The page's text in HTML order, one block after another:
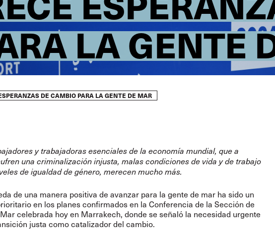
LA GENTE
DE CAMBIO PARA LA GENTE DE MAR
y trabajadoras esenciales de la economía mundial, que a
una criminalización injusta, malas condiciones de vida y de trabajo
de igualdad de género, merecen mucho más.
de una manera positiva de avanzar para la gente de mar ha sido un
en los planes confirmados en la Conferencia de la Sección de
celebrada hoy en Marrakech, donde se señaló la necesidad urgente
justa como catalizador del cambio.